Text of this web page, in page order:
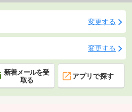
変更する
変更する
新着メールを受
取る
アプリで探す